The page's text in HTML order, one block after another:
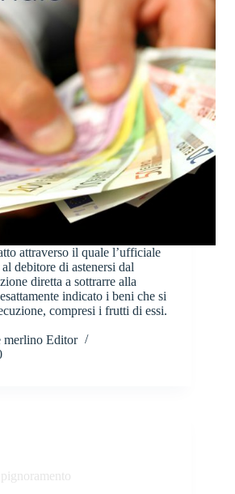
attraverso il quale l’ufficiale
debitore di astenersi dal
diretta a sottrarre alla
indicato i beni che si
compresi i frutti di essi.
merlino Editor